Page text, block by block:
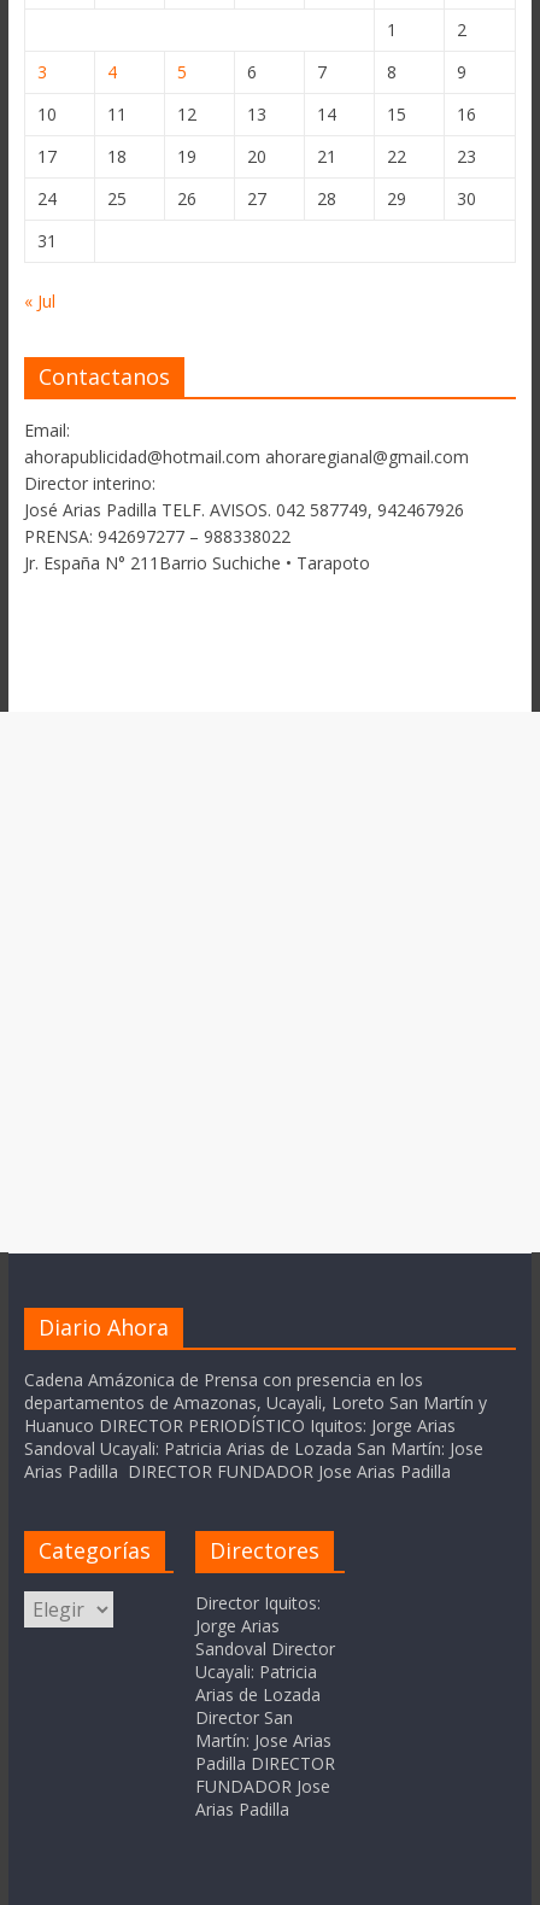
1
2
3
4 5 6 7 8
9
10
11 12 13 14 15
16
17
18 19 20 21 22
23
24
25 26 27 28 29
30
31
« Jul
Contactanos
Email:
ahorapublicidad@hotmail.com ahoraregianal@gmail.com
Director interino:
José Arias Padilla TELF. AVISOS. 042 587749, 942467926
PRENSA: 942697277 – 988338022
Jr. España N° 211Barrio Suchiche • Tarapoto
Diario Ahora
Cadena Amázonica de Prensa con presencia en los
departamentos de Amazonas, Ucayali, Loreto San Martín y
Huanuco DIRECTOR PERIODÍSTICO Iquitos: Jorge Arias
Sandoval Ucayali: Patricia Arias de Lozada San Martín: Jose
Arias Padilla DIRECTOR FUNDADOR Jose Arias Padilla
Categorías
Categorías
Directores
Director Iquitos:
Jorge Arias
Sandoval Director
Ucayali: Patricia
Arias de Lozada
Director San
Martín: Jose Arias
Padilla DIRECTOR
FUNDADOR Jose
Arias Padilla